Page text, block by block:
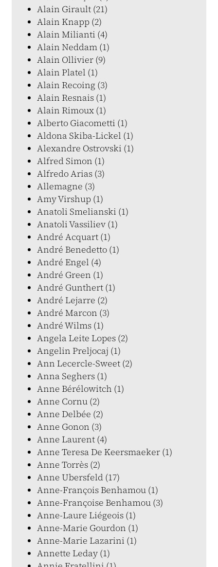
Alain Girault (21)
Alain Knapp (2)
Alain Milianti (4)
Alain Neddam (1)
Alain Ollivier (9)
Alain Platel (1)
Alain Recoing (3)
Alain Resnais (1)
Alain Rimoux (1)
Alberto Giacometti (1)
Aldona Skiba-Lickel (1)
Alexandre Ostrovski (1)
Alfred Simon (1)
Alfredo Arias (3)
Allemagne (3)
Amy Virshup (1)
Anatoli Smelianski (1)
Anatoli Vassiliev (1)
André Acquart (1)
André Benedetto (1)
André Engel (4)
André Green (1)
André Gunthert (1)
André Lejarre (2)
André Marcon (3)
André Wilms (1)
Angela Leite Lopes (2)
Angelin Preljocaj (1)
Ann Lecercle-Sweet (2)
Anna Seghers (1)
Anne Bérélowitch (1)
Anne Cornu (2)
Anne Delbée (2)
Anne Gonon (3)
Anne Laurent (4)
Anne Teresa De Keersmaeker (1)
Anne Torrès (2)
Anne Ubersfeld (17)
Anne-François Benhamou (1)
Anne-Françoise Benhamou (3)
Anne-Laure Liégeois (1)
Anne-Marie Gourdon (1)
Anne-Marie Lazarini (1)
Annette Leday (1)